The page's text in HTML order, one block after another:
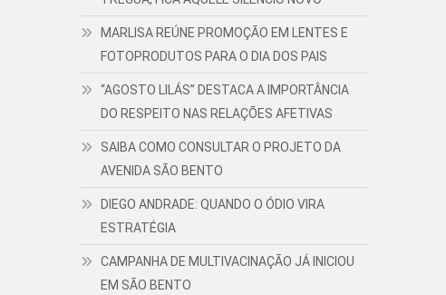
MARLISA REÚNE PROMOÇÃO EM LENTES E
FOTOPRODUTOS PARA O DIA DOS PAIS
“AGOSTO LILÁS” DESTACA A IMPORTÂNCIA
DO RESPEITO NAS RELAÇÕES AFETIVAS
SAIBA COMO CONSULTAR O PROJETO DA
AVENIDA SÃO BENTO
DIEGO ANDRADE: QUANDO O ÓDIO VIRA
ESTRATÉGIA
CAMPANHA DE MULTIVACINAÇÃO JÁ INICIOU
EM SÃO BENTO